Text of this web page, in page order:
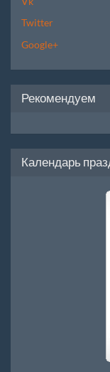
Twitter
Google+
Рекомендуем
Календарь